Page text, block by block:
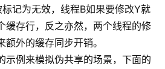
记为无效，线程B如果要修改Y就
缓存行，反之亦然，两个线程的修
外的缓存同步开销。
示例来模拟伪共享的场景，下面的